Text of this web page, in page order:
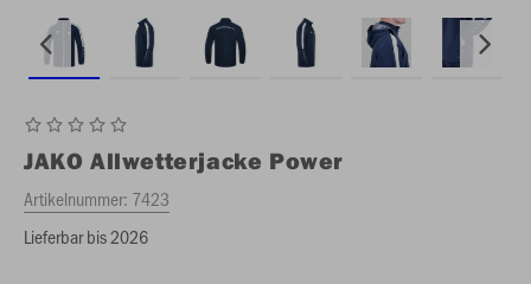
JAKO Allwetterjacke Power
Artikelnummer: 7423
Lieferbar bis 2026